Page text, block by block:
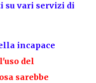
su vari servizi di
incapace
del
sarebbe